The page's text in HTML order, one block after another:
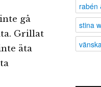
gå
Grillat
äta
rabén
stina